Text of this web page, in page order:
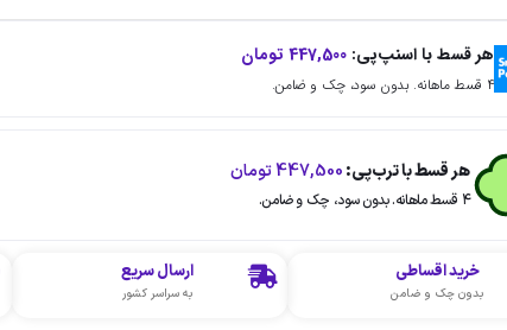
هر قسط با اسنپ‌پی: 447,500 تومان
۴ قسط ماهانه. بدون سود، چک و ضامن.
هر قسط با ترب‌پی:447,500تومان
۴ قسط ماهانه. بدون سود، چک و ضامن.
خرید اقساطی
بدون چک و ضامن
ارسال سریع
به سراسر کشور